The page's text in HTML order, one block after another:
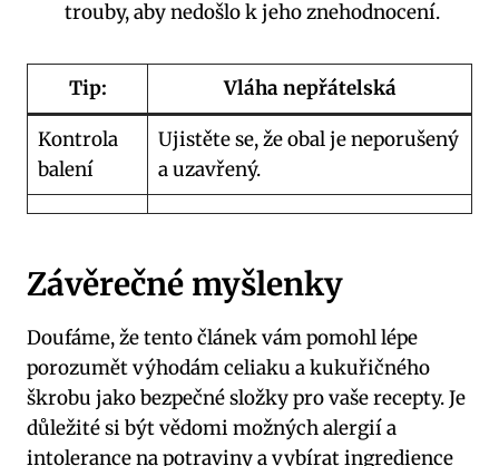
trouby, aby nedošlo k jeho znehodnocení.
Tip: Vláha nepřátelská
Kontrola
balení
Ujistěte se, že obal je neporušený
a uzavřený.
Závěrečné myšlenky
Doufáme, že tento článek vám pomohl lépe
porozumět výhodám celiaku a kukuřičného
škrobu jako bezpečné složky pro vaše recepty. Je
důležité si být vědomi možných alergií a
intolerance na potraviny a vybírat ingredience